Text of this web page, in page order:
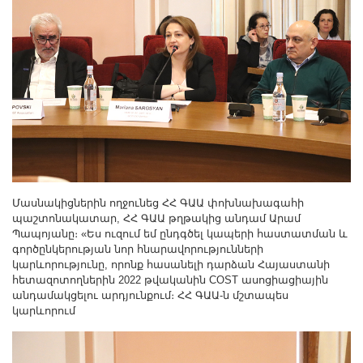
Մասնակիցներին ողջունեց ՀՀ ԳԱԱ փոխնախագահի
պաշտոնակատար, ՀՀ ԳԱԱ թղթակից անդամ Արամ
Պապոյանը։ «Ես ուզում եմ ընդգծել կապերի հաստատման և
գործընկերության նոր հնարավորությունների
կարևորությունը, որոնք հասանելի դարձան Հայաստանի
հետազոտողներին 2022 թվականին COST ասոցիացիային
անդամակցելու արդյունքում։ ՀՀ ԳԱԱ-ն մշտապես
կարևորում